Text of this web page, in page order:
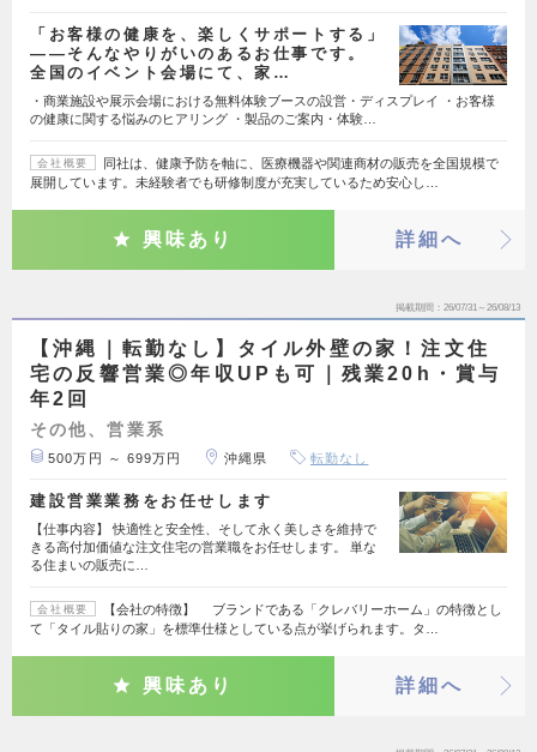
「お客様の健康を、楽しくサポートする」
——そんなやりがいのあるお仕事です。
全国のイベント会場にて、家…
・商業施設や展示会場における無料体験ブースの設営・ディスプレイ ・お客様
の健康に関する悩みのヒアリング ・製品のご案内・体験…
会社概要
同社は、健康予防を軸に、医療機器や関連商材の販売を全国規模で
展開しています。未経験者でも研修制度が充実しているため安心し…
興味あり 詳細へ
掲載期間 26/07/31～26/08/13
【沖縄｜転勤なし】タイル外壁の家！注文住
宅の反響営業◎年収UPも可｜残業20h・賞与
年2回
その他、営業系
500万円 ～ 699万円 沖縄県 転勤なし
建設営業業務をお任せします
【仕事内容】 快適性と安全性、そして永く美しさを維持で
きる高付加価値な注文住宅の営業職をお任せします。 単な
る住まいの販売に…
会社概要
【会社の特徴】 ブランドである「クレバリーホーム」の特徴とし
て「タイル貼りの家」を標準仕様としている点が挙げられます。タ…
興味あり 詳細へ